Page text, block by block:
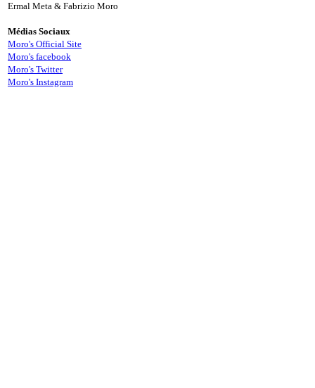
Ermal Meta & Fabrizio Moro
Médias Sociaux
Moro's Official Site
Moro's facebook
Moro's Twitter
Moro's Instagram